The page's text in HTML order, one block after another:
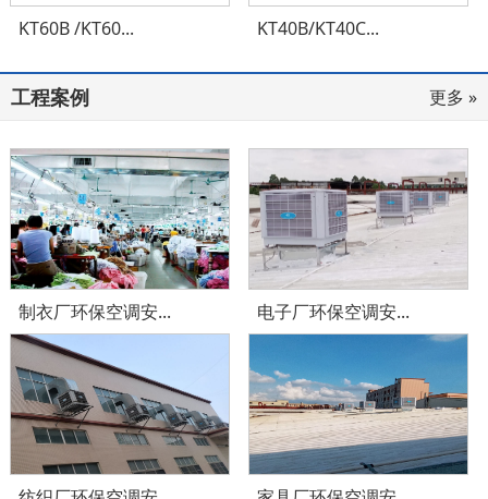
KT60B /KT60... KT40B/KT40C...
工程案例 更多 »
制衣厂环保空调安... 电子厂环保空调安...